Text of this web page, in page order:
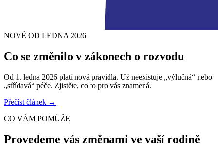
NOVÉ OD LEDNA 2026
Co se změnilo v zákonech o rozvodu
Od 1. ledna 2026 platí nová pravidla. Už neexistuje „výlučná“ nebo
„střídavá“ péče. Zjistěte, co to pro vás znamená.
Přečíst článek →
CO VÁM POMŮŽE
Provedeme vás změnami ve vaší rodině